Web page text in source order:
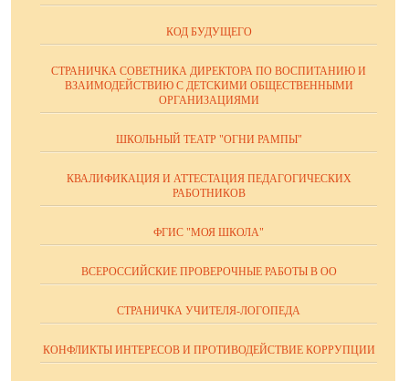
КОД БУДУЩЕГО
СТРАНИЧКА СОВЕТНИКА ДИРЕКТОРА ПО ВОСПИТАНИЮ И
ВЗАИМОДЕЙСТВИЮ С ДЕТСКИМИ ОБЩЕСТВЕННЫМИ
ОРГАНИЗАЦИЯМИ
ШКОЛЬНЫЙ ТЕАТР "ОГНИ РАМПЫ"
КВАЛИФИКАЦИЯ И АТТЕСТАЦИЯ ПЕДАГОГИЧЕСКИХ
РАБОТНИКОВ
ФГИС "МОЯ ШКОЛА"
ВСЕРОССИЙСКИЕ ПРОВЕРОЧНЫЕ РАБОТЫ В ОО
СТРАНИЧКА УЧИТЕЛЯ-ЛОГОПЕДА
КОНФЛИКТЫ ИНТЕРЕСОВ И ПРОТИВОДЕЙСТВИЕ КОРРУПЦИИ